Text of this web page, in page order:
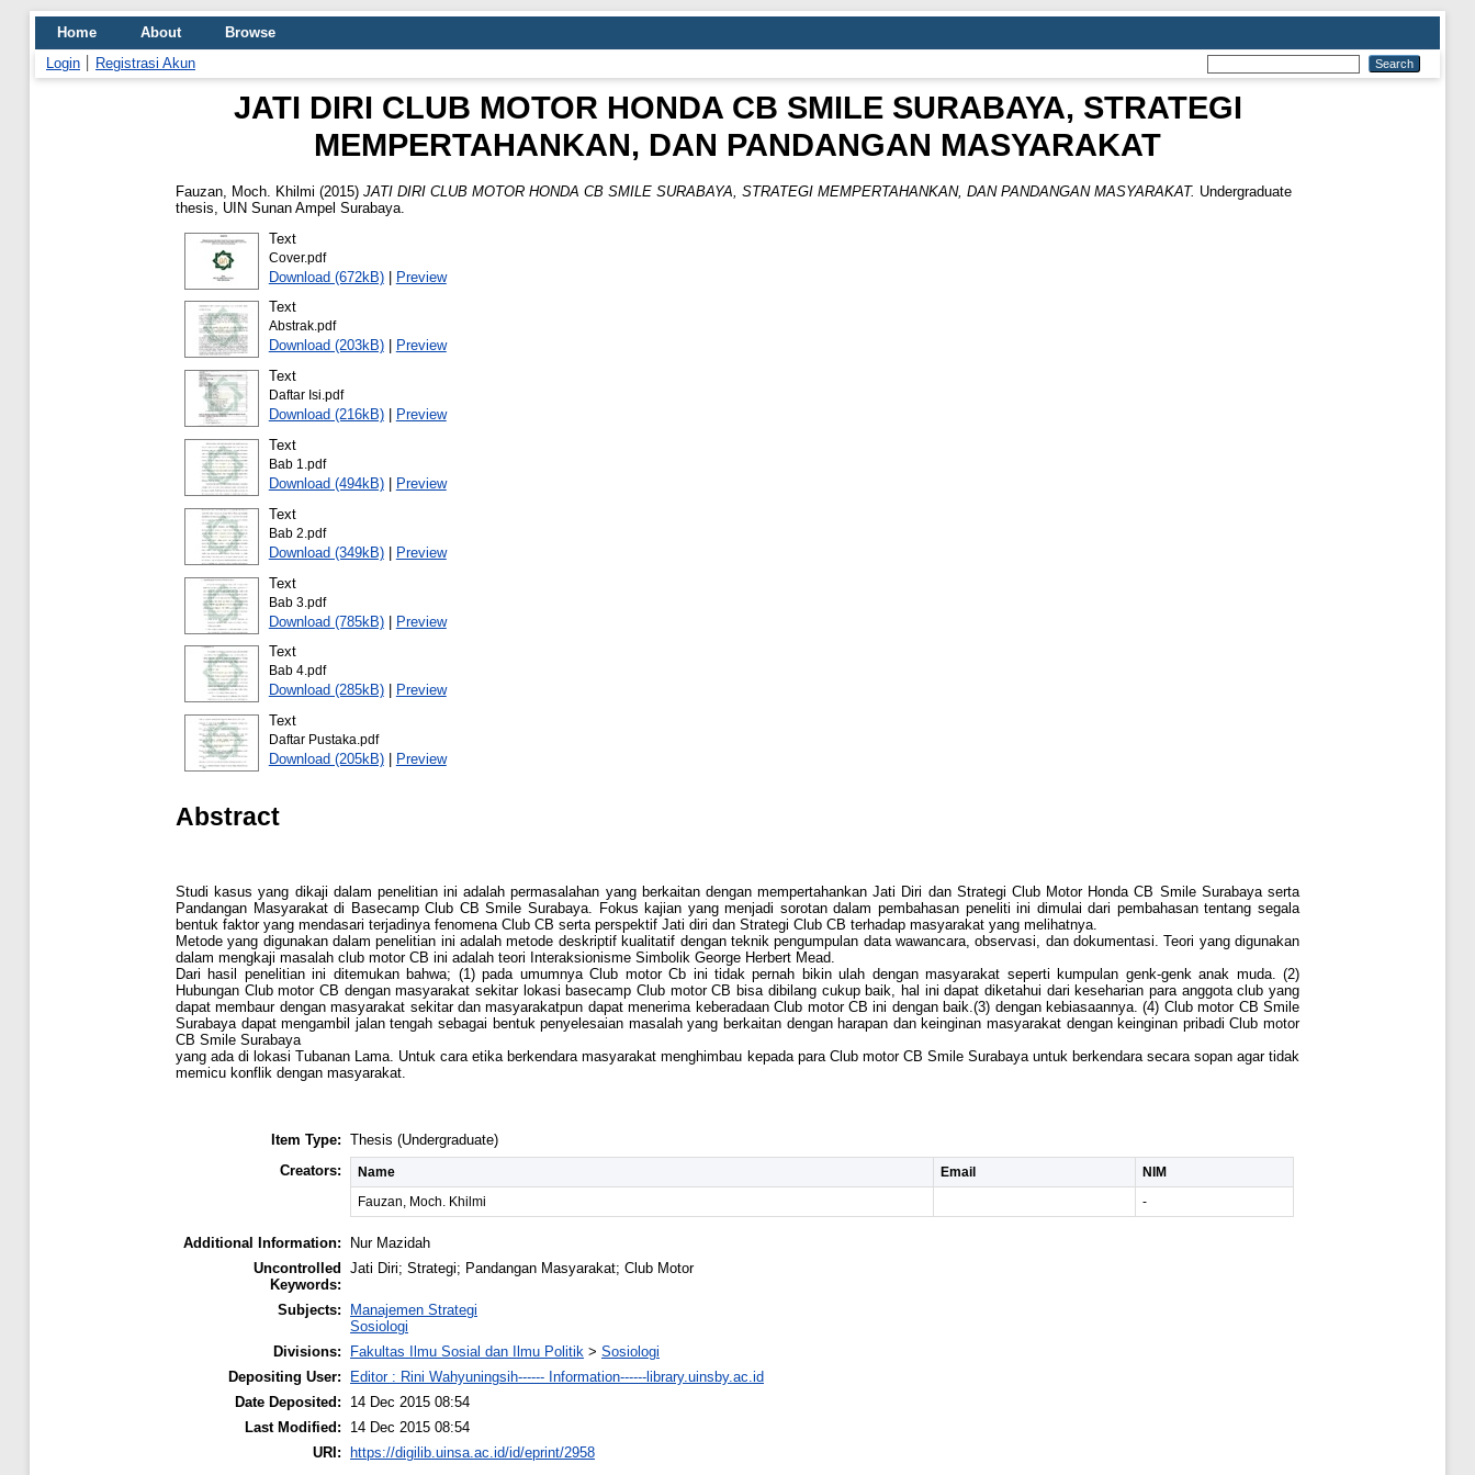
Home About
Browse
Login
Registrasi Akun
JATI DIRI CLUB MOTOR HONDA CB SMILE SURABAYA, STRATEGI
MEMPERTAHANKAN, DAN PANDANGAN MASYARAKAT
Fauzan, Moch. Khilmi (2015) JATI DIRI CLUB MOTOR HONDA CB SMILE SURABAYA, STRATEGI MEMPERTAHANKAN, DAN PANDANGAN MASYARAKAT. Undergraduate
thesis, UIN Sunan Ampel Surabaya.
Text
Cover.pdf
Download (672kB)| Preview
Text
Abstrak.pdf
Download (203kB)|
Preview
Text
Daftar Isi.pdf
Download (216kB)|
Preview
Text
Bab 1.pdf
Download (494kB)|
Preview
Text
Bab 2.pdf
Download (349kB)|
Preview
Text
Bab 3.pdf
Download (785kB)| Preview
Text
Bab 4.pdf
Download (285kB)|
Preview
Text
Daftar Pustaka.pdf
Download (205kB)| Preview
Abstract
Studi kasus yang dikaji dalam penelitian ini adalah permasalahan yang berkaitan dengan mempertahankan Jati Diri dan Strategi Club Motor Honda CB Smile Surabaya serta
Pandangan Masyarakat di Basecamp Club CB Smile Surabaya. Fokus kajian yang menjadi sorotan dalam pembahasan peneliti ini dimulai dari pembahasan tentang segala
bentuk faktor yang mendasari terjadinya fenomena Club CB serta perspektif Jati diri dan Strategi Club CB terhadap masyarakat yang melihatnya.
Metode yang digunakan dalam penelitian ini adalah metode deskriptif kualitatif dengan teknik pengumpulan data wawancara, observasi, dan dokumentasi. Teori yang digunakan
dalam mengkaji masalah club motor CB ini adalah teori Interaksionisme Simbolik George Herbert Mead.
Dari hasil penelitian ini ditemukan bahwa; (1) pada umumnya Club motor Cb ini tidak pernah bikin ulah dengan masyarakat seperti kumpulan genk-genk anak muda. (2)
Hubungan Club motor CB dengan masyarakat sekitar lokasi basecamp Club motor CB bisa dibilang cukup baik, hal ini dapat diketahui dari keseharian para anggota club yang
dapat membaur dengan masyarakat sekitar dan masyarakatpun dapat menerima keberadaan Club motor CB ini dengan baik.(3) dengan kebiasaannya. (4) Club motor CB Smile
Surabaya dapat mengambil jalan tengah sebagai bentuk penyelesaian masalah yang berkaitan dengan harapan dan keinginan masyarakat dengan keinginan pribadi Club motor
CB Smile Surabaya
yang ada di lokasi Tubanan Lama. Untuk cara etika berkendara masyarakat menghimbau kepada para Club motor CB Smile Surabaya untuk berkendara secara sopan agar tidak
memicu konflik dengan masyarakat.
Item Type: Thesis (Undergraduate)
Creators:
Name Email
NIM
Fauzan, Moch. Khilmi
-
Additional Information:
Nur Mazidah
Uncontrolled
Keywords:
Jati Diri; Strategi; Pandangan Masyarakat; Club Motor
Subjects:
Manajemen Strategi
Sosiologi
Divisions:
Fakultas Ilmu Sosial dan Ilmu Politik > Sosiologi
Depositing User:
Editor : Rini Wahyuningsih------ Information------library.uinsby.ac.id
Date Deposited:
14 Dec 2015 08:54
Last Modified:
14 Dec 2015 08:54
URI: https://digilib.uinsa.ac.id/id/eprint/2958